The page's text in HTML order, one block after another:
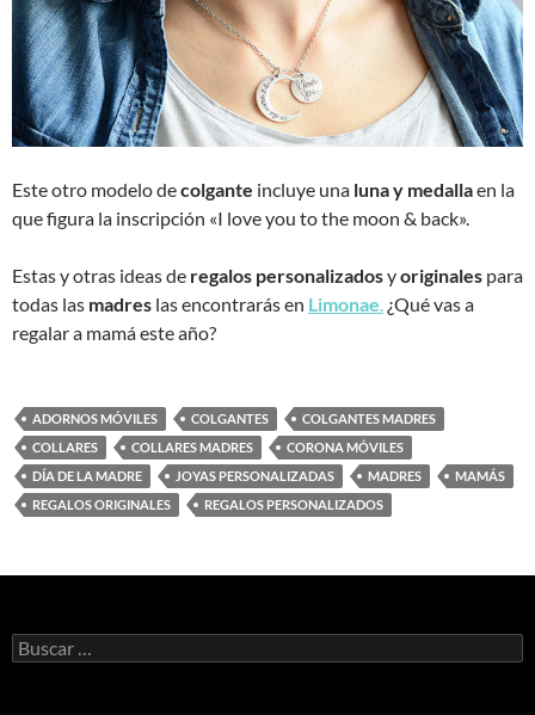
Este otro modelo decolgante incluye una luna y medallaen la
que figura la inscripción «I love you to the moon & back».
Estas y otras ideas de regalos personalizadosyoriginales para
todas las madres las encontrarás en Limonae. ¿Qué vas a
regalar a mamá este año?
ADORNOS MÓVILES COLGANTES
COLGANTES MADRES
COLLARES
COLLARES MADRES
CORONA MÓVILES
DÍA DE LA MADRE
JOYAS PERSONALIZADAS MADRES
MAMÁS
REGALOS ORIGINALES
REGALOS PERSONALIZADOS